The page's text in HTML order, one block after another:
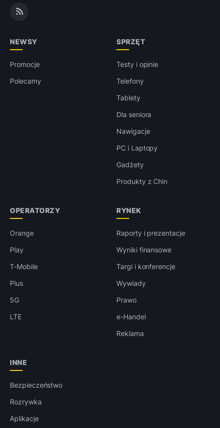
NEWSY
Promocje
Polecamy
SPRZĘT
Testy i opinie
Telefony
Tablety
Dla seniora
Nawigacje
PC i Laptopy
Gadżety
Produkty z Chin
OPERATORZY
Orange
Play
T-Mobile
Plus
5G
LTE
RYNEK
Raporty i prezentacje
Wyniki finansowe
Targi i konferencje
Wywiady
Prawo
e-Handel
Reklama
INNE
Bezpieczeństwo
Rozrywka
Aplikacje